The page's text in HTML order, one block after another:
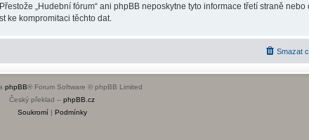
„Hudební fórum“ ani phpBB neposkytne tyto informace třetí straně
ke kompromitaci těchto dat.
Smazat
phpBB® Forum Software © phpBB Limited
Český překlad – phpBB.cz
Soukromí| Podmínky